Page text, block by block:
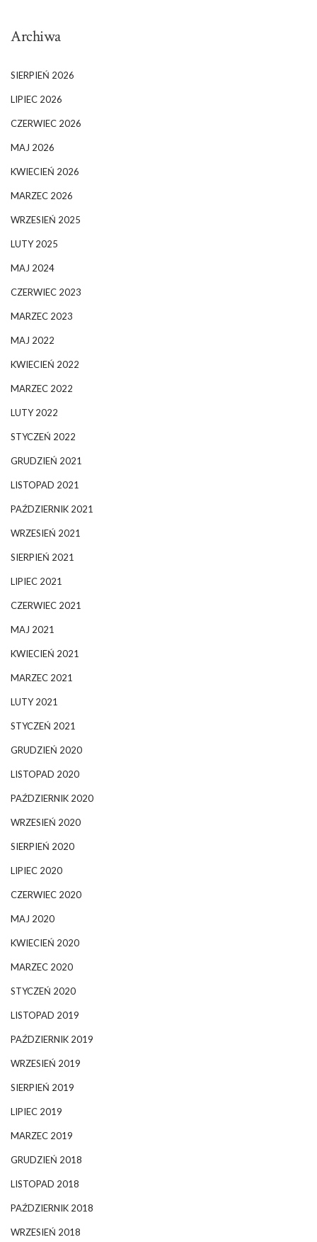
Archiwa
SIERPIEŃ 2026
LIPIEC 2026
CZERWIEC 2026
MAJ 2026
KWIECIEŃ 2026
MARZEC 2026
WRZESIEŃ 2025
LUTY 2025
MAJ 2024
CZERWIEC 2023
MARZEC 2023
MAJ 2022
KWIECIEŃ 2022
MARZEC 2022
LUTY 2022
STYCZEŃ 2022
GRUDZIEŃ 2021
LISTOPAD 2021
PAŹDZIERNIK 2021
WRZESIEŃ 2021
SIERPIEŃ 2021
LIPIEC 2021
CZERWIEC 2021
MAJ 2021
KWIECIEŃ 2021
MARZEC 2021
LUTY 2021
STYCZEŃ 2021
GRUDZIEŃ 2020
LISTOPAD 2020
PAŹDZIERNIK 2020
WRZESIEŃ 2020
SIERPIEŃ 2020
LIPIEC 2020
CZERWIEC 2020
MAJ 2020
KWIECIEŃ 2020
MARZEC 2020
STYCZEŃ 2020
LISTOPAD 2019
PAŹDZIERNIK 2019
WRZESIEŃ 2019
SIERPIEŃ 2019
LIPIEC 2019
MARZEC 2019
GRUDZIEŃ 2018
LISTOPAD 2018
PAŹDZIERNIK 2018
WRZESIEŃ 2018